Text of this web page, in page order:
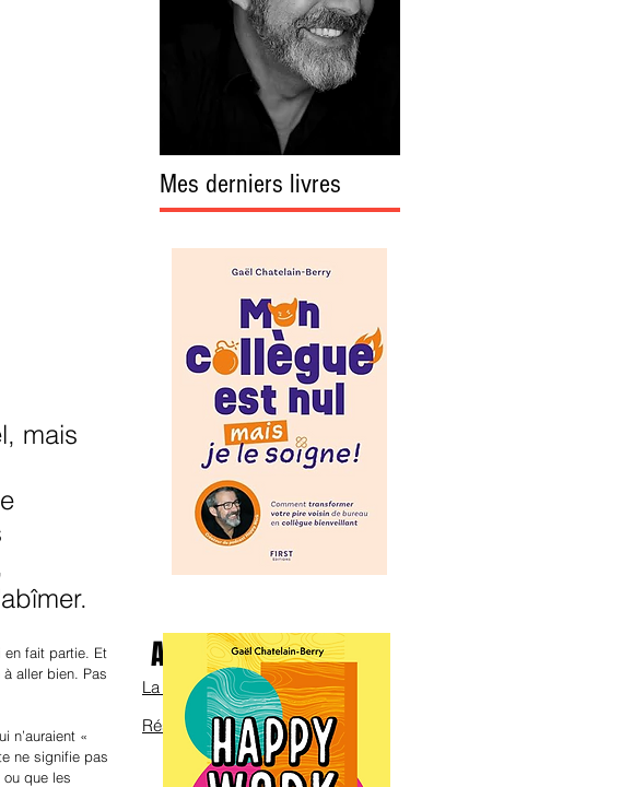
mais
en fait partie. Et
aller bien. Pas
n’auraient «
ne signifie pas
que les
La bande annonce
Avec Bob sur scène
Réservez les billets
Mes derniers livres